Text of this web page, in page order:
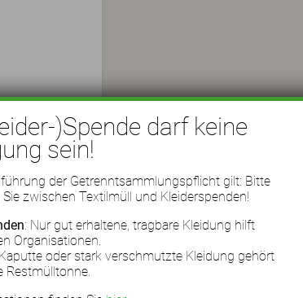
)Spende darf keine
sein!
der Getrenntsammlungspflicht gilt: Bitte
zwischen Textilmüll und Kleiderspenden!
: Nur gut erhaltene, tragbare Kleidung hilft
Organisationen.
oder stark verschmutzte Kleidung gehört
Restmülltonne.